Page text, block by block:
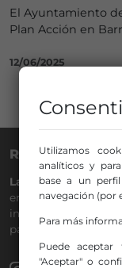
El Ayuntamiento
Plan Acción en
12/06/2025
RADIO
La Gran Familia
emisora de Bilbao
información a
participación de los
Utilizamos
analíticos y
base a un
navegación (por
Para más
Puede
"Aceptar" o